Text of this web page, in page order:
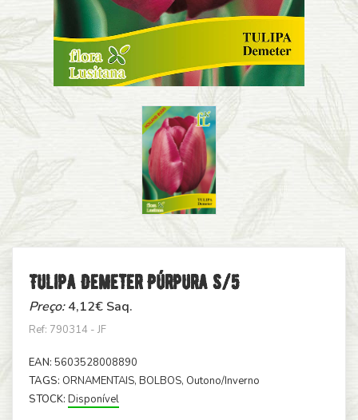
Tulipa Demeter Púrpura S/5
Preço:4,12€ Saq.
Ref: 790314 - JF
EAN: 5603528008890
TAGS: ORNAMENTAIS, BOLBOS, Outono/Inverno
STOCK: Disponível